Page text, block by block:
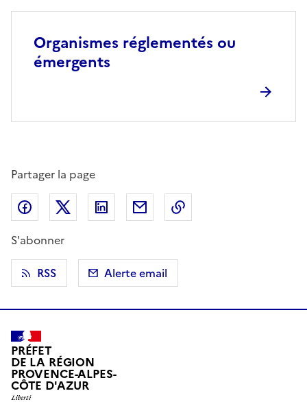
Organismes réglementés ou
émergents
Partager la page
Partager sur Facebook
Partager sur X (anciennement Twitter)
Partager sur LinkedIn
Partager par email
S'abonner
RSS
Alerte email
PRÉFET
DE LA RÉGION
PROVENCE-ALPES-
CÔTE D'AZUR